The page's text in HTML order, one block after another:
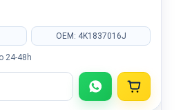
OEM: 4K1837016J
24-48h